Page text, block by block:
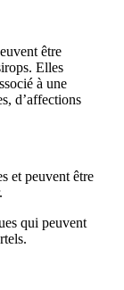
être
Elles
à une
d’affections
et peuvent être
qui peuvent